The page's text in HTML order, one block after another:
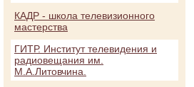
КАДР - школа телевизионного
мастерства
ГИТР. Институт телевидения и
радиовещания им.
М.А.Литовчина.